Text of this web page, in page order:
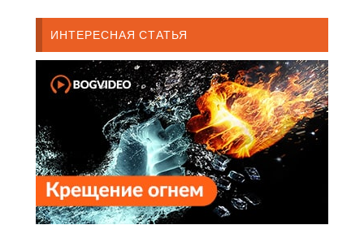
ИНТЕРЕСНАЯ СТАТЬЯ